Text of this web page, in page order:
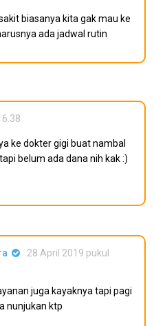
biasanya kita gak mau ke
ada jadwal rutin
ke dokter gigi buat nambal
belum ada dana nih kak :)
28 April 2019 pukul
juga kayaknya tapi pagi
nunjukan ktp